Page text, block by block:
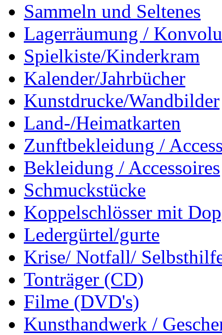
Sammeln und Seltenes
Lagerräumung /
Spielkiste/Kinderkram
Kalender/Jahrbücher
Kunstdrucke/Wandbilder
Land-/Heimatkarten
Zunftbekleidung /
Bekleidung / Accessoires
Schmuckstücke
Koppelschlösser mit
Ledergürtel/gurte
Krise/ Notfall/
Tonträger (CD)
Filme (DVD's)
Kunsthandwerk /